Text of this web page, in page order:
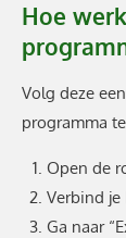
Hoe
Volg deze
programma
Open de
Verbind je
Ga naar